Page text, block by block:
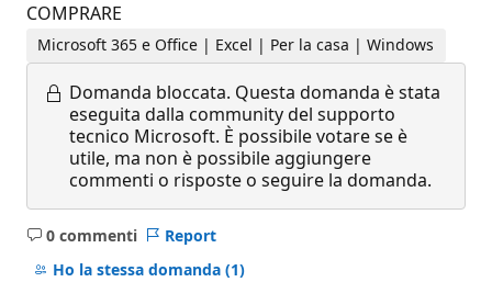
COMPRARE
Microsoft 365 e Office | Excel | Per la casa | Windows
Domanda bloccata. Questa domanda è stata
eseguita dalla community del supporto
tecnico Microsoft. È possibile votare se è
utile, ma non è possibile aggiungere
commenti o risposte o seguire la domanda.
0 commenti
Nessun
commento
Report
Ho la stessa domanda (1)